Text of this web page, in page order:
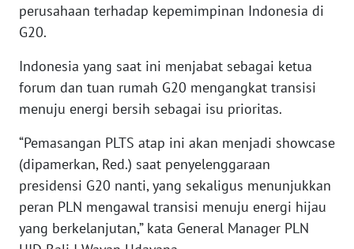
perusahaan terhadap kepemimpinan Indonesia di
G20.
Indonesia yang saat ini menjabat sebagai ketua
forum dan tuan rumah G20 mengangkat transisi
menuju energi bersih sebagai isu prioritas.
“Pemasangan PLTS atap ini akan menjadi showcase
(dipamerkan, Red.) saat penyelenggaraan
presidensi G20 nanti, yang sekaligus menunjukkan
peran PLN mengawal transisi menuju energi hijau
yang berkelanjutan,” kata General Manager PLN
WN
BENGKULU
WN
LAMPUNG
WN